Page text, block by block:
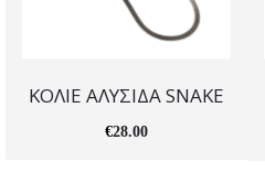
ΚΟΛΙΕ ΑΛΥΣΙΔΑ SNAKE
€28.00